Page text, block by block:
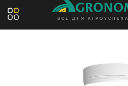
ВСЕ ДЛЯ АГРОУСПЕХА